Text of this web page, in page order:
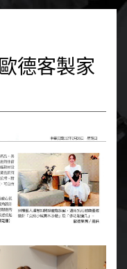
德客製家